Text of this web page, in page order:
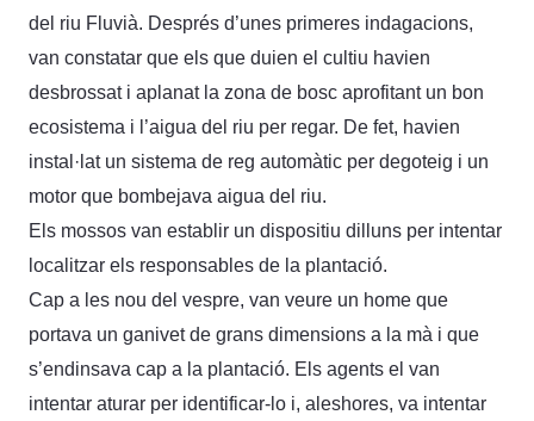
del riu Fluvià. Després d’unes primeres indagacions,
van constatar que els que duien el cultiu havien
desbrossat i aplanat la zona de bosc aprofitant un bon
ecosistema i l’aigua del riu per regar. De fet, havien
instal·lat un sistema de reg automàtic per degoteig i un
motor que bombejava aigua del riu.
Els mossos van establir un dispositiu dilluns per intentar
localitzar els responsables de la plantació.
Cap a les nou del vespre, van veure un home que
portava un ganivet de grans dimensions a la mà i que
s’endinsava cap a la plantació. Els agents el van
intentar aturar per identificar-lo i, aleshores, va intentar